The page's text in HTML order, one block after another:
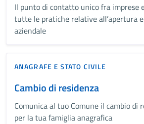
Il punto di contatto unico fra imprese
tutte le pratiche relative all’apertura
aziendale
ANAGRAFE E STATO CIVILE
Cambio di residenza
Comunica al tuo Comune il cambio di
per la tua famiglia anagrafica